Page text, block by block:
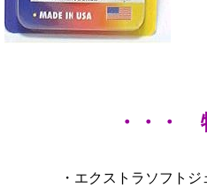
・・・
・エクストラソフト